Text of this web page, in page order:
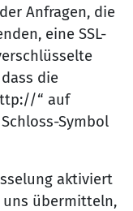
Anfragen, die
eine SSL-
die
“ auf
Symbol
aktiviert
uns übermitteln,